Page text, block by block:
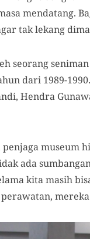
mendatang.
tak lekang
seorang
dari 1989-
Hendra
museum
ada
kita masih